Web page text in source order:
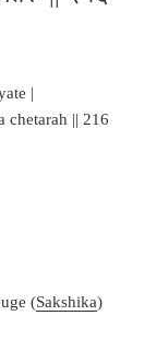
|
chetarah || 216
(Sakshika)